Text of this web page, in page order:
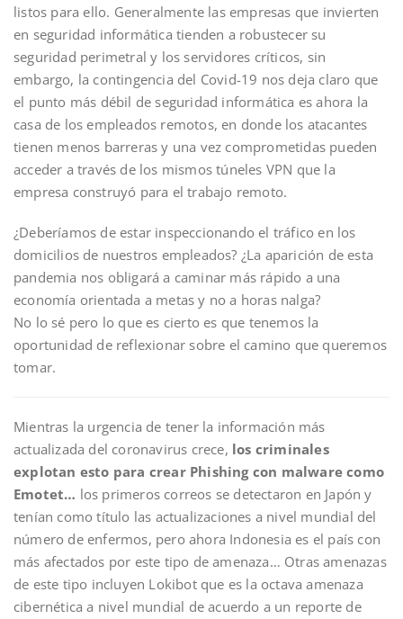
listos para ello. Generalmente las empresas que invierten
en seguridad informática tienden a robustecer su
seguridad perimetral y los servidores críticos, sin
embargo, la contingencia del Covid-19 nos deja claro que
el punto más débil de seguridad informática es ahora la
casa de los empleados remotos, en donde los atacantes
tienen menos barreras y una vez comprometidas pueden
acceder a través de los mismos túneles VPN que la
empresa construyó para el trabajo remoto.
¿Deberíamos de estar inspeccionando el tráfico en los
domicilios de nuestros empleados? ¿La aparición de esta
pandemia nos obligará a caminar más rápido a una
economía orientada a metas y no a horas nalga?
No lo sé pero lo que es cierto es que tenemos la
oportunidad de reflexionar sobre el camino que queremos
tomar.
Mientras la urgencia de tener la información más
actualizada del coronavirus crece, los criminales
explotan esto para crear Phishing con malware como
Emotet… los primeros correos se detectaron en Japón y
tenían como título las actualizaciones a nivel mundial del
número de enfermos, pero ahora Indonesia es el país con
más afectados por este tipo de amenaza… Otras amenazas
de este tipo incluyen Lokibot que es la octava amenaza
cibernética a nivel mundial de acuerdo a un reporte de